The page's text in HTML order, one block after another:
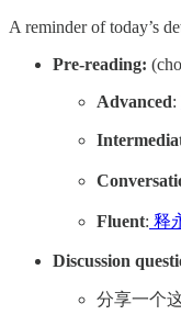
A reminder of today’s
Pre-reading:
Advanced:
Fluent: 释
Discussion
分享一个